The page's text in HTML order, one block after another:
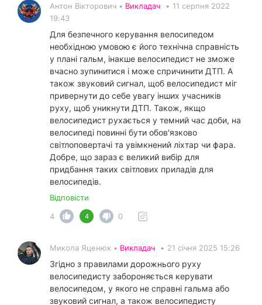
Антон Вікторович • Викладач • 11 серпня 2022
19:43
Для безпечного керування велосипедом
необхідною умовою є його технічна справність
у плані гальм, інакше велосипедист не зможе
вчасно зупинитися і може спричинити ДТП. А
також звуковий сигнал, щоб велосипедист міг
привернути до себе увагу інших учасників
руху, щоб уникнути ДТП. Також, якщо
велосипедист рухається у темний час доби, на
велосипеді повинні бути обов'язково
світлоповертачі та увімкнений ліхтар чи фара.
Добре, що зараз є великий вибір для
придбання таких світлових приладів для
велосипедів.
Відповісти
4
4 0
Микола Яценюк • Викладач • 21 січня 2025 15:26
Згідно з правилами дорожнього руху
велосипедисту забороняється керувати
велосипедом, у якого не справні гальма або
звуковий сигнал, а також велосипедисту